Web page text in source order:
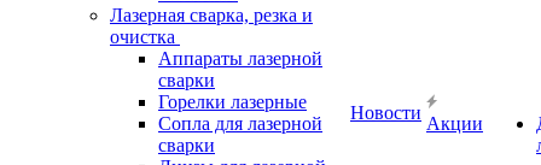
Лазерная сварка, резка и
очистка
Аппараты лазерной
сварки
Горелки лазерные
Сопла для лазерной
сварки
Новости
Акции